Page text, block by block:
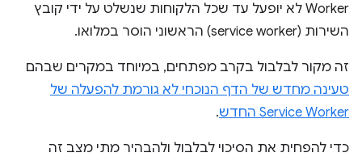
Worker לא יופעל עד שכל הלקוחות שנשלט על ידי קובץ
השירות (service worker) הראשוני הוסר במלואו.
זה מקור לבלבול בקרב מפתחים, במיוחד במקרים שבהם
טעינה מחדש של הדף הנוכחי לא גורמת להפעלה של
Service Worker החדש
.
כדי להפחית את הסיכוי לבלבול ולהבהיר מתי מצב זה